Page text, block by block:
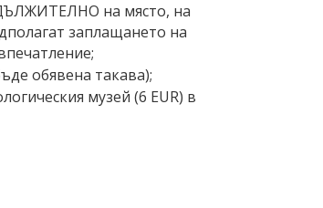
на място, на
заплащането на
обявена такава);
музей (6 EUR) в